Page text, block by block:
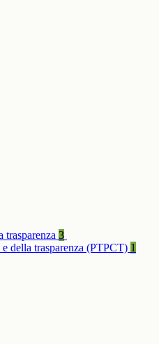
trasparenza 3
della trasparenza (PTPCT) 1